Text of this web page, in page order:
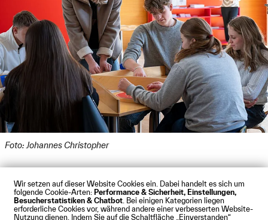
Wir setzen auf dieser Website Cookies ein. Dabei handelt es sich um
folgende Cookie-Arten: Performance & Sicherheit, Einstellungen,
Besucherstatistiken & Chatbot . Bei einigen Kategorien liegen
erforderliche Cookies vor, während andere einer verbesserten Website-
Nutzung dienen. Indem Sie auf die Schaltfläche „Einverstanden“
Foto: Johannes Christopher
Impressum Datenschutz Cookies
Barrierefreiheit
Kontakt Presse Anfahrt Intranet Webmail